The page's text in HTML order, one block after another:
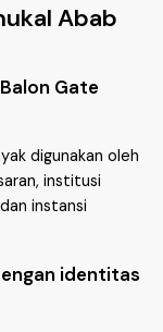
Abab
Gate
digunakan oleh
institusi
instansi
identitas